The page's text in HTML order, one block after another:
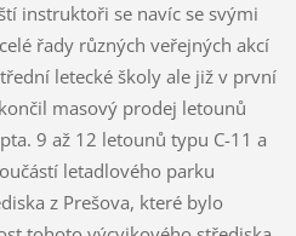
instruktoři se navíc se svými
řady různých veřejných akcí
letecké školy ale již v první
masový prodej letounů
9 až 12 letounů typu C-11 a
letadlového parku
z Prešova, které bylo